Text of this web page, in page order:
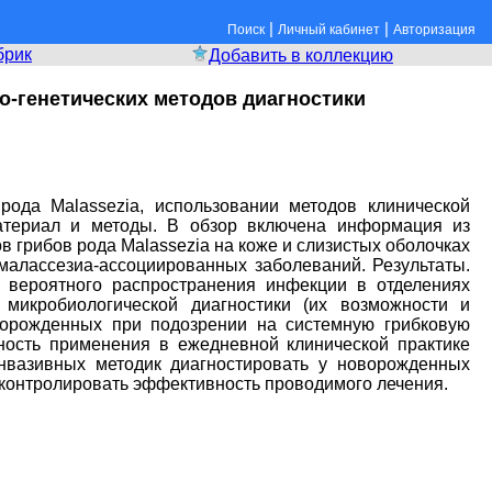
Поиск | Личный кабинет | Авторизация
Добавить в коллекцию
методов диагностики
Malassezia, использовании методов клинической
и методы. B обзор включена информация из
грибов рода Malassezia на коже и слизистых оболочках
ассоциированных заболеваний. Результаты.
распространения инфекции в отделениях
диагностики (их возможности и
при подозрении на системную грибковую
применения в ежедневной клинической практике
методик диагностировать у новорожденных
эффективность проводимого лечения.